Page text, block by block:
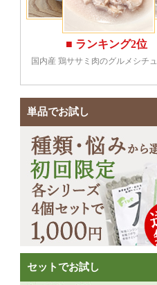
単品でお試し
セットでお試し